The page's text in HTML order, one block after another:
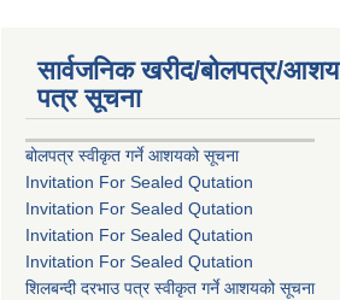
सार्वजनिक खरीद/बोलपत्र/आशय
पत्र सूचना
बोलपत्र स्वीकृत गर्ने आशयको सूचना
Invitation For Sealed Qutation
Invitation For Sealed Qutation
Invitation For Sealed Qutation
Invitation For Sealed Qutation
शिलबन्दी दरभाउ पत्र स्वीकृत गर्ने आशयको सूचना